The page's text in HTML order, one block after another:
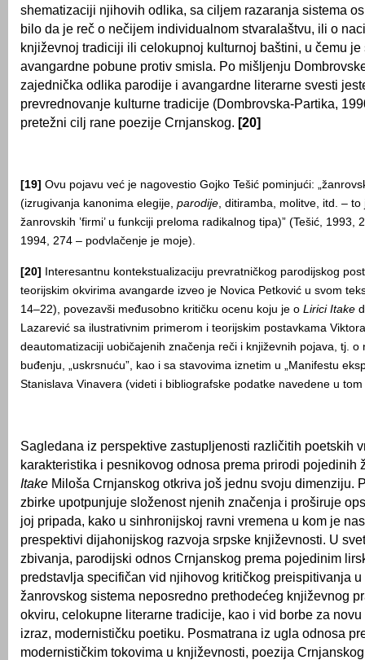
shematizaciji njihovih odlika, sa ciljem razaranja sistema
bilo da je reč o nečijem individualnom stvaralaštvu, ili o
književnoj tradiciji ili celokupnoj kulturnoj baštini, u čemu je
avangardne pobune protiv smisla. Po mišljenju
zajednička odlika parodije i avangardne literarne svesti
prevrednovanje kulturne tradicije (Dombrovska-Partika,
pretežni cilj rane poezije Crnjanskog. [20]
[19] Ovu pojavu već je nagovestio Gojko Tešić pominjući:
(izrugivanja kanonima elegije, parodije, ditiramba, molitve, itd. – to
žanrovskih ’firmi’ u funkciji preloma radikalnog tipa)” (Tešić, 1993,
1994, 274 – podvlačenje je moje).
[20]
Interesantnu kontekstualizaciju prevratničkog parodijskog
teorijskim okvirima avangarde izveo je Novica Petković u svom
14–22), povezavši međusobno kritičku ocenu koju je o Lirici Itake
Lazarević sa ilustrativnim primerom i teorijskim postavkama
deautomatizaciji uobičajenih značenja reči i književnih pojava, tj. o
buđenju, „uskrsnuću”, kao i sa stavovima iznetim u „Manifestu
Stanislava Vinavera (videti i bibliografske podatke navedene u
Sagledana iz perspektive zastupljenosti različitih poetskih
karakteristika i pesnikovog odnosa prema prirodi pojedinih
Itake Miloša Crnjanskog otkriva još jednu svoju dimenziju.
zbirke upotpunjuje složenost njenih značenja i proširuje
joj pripada, kako u sinhronijskoj ravni vremena u kom je
prespektivi dijahonijskog razvoja srpske književnosti. U
zbivanja, parodijski odnos Crnjanskog prema pojedinim
predstavlja specifičan vid njihovog kritičkog preispitivanja u
žanrovskog sistema neposredno prethodećeg književnog
okviru, celokupne literarne tradicije, kao i vid borbe za
izraz, modernističku poetiku. Posmatrana iz ugla odnosa
modernističkim tokovima u književnosti, poezija